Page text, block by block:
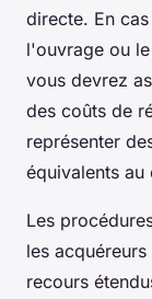
directe. En
l'ouvrage ou
vous devrez
des coûts de
représenter
équivalents
Les
les
recours